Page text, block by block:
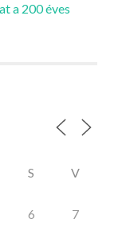
a 200 éves
S V
6 7